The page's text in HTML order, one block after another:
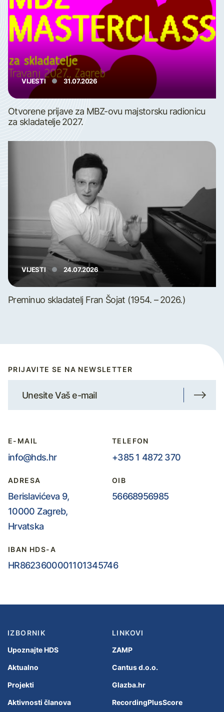
VIJESTI 31.07.2026
Otvorene prijave za MBZ-ovu majstorsku radionicu
za skladatelje 2027.
VIJESTI 24.07.2026
Preminuo skladatelj Fran Šojat (1954. – 2026.)
PRIJAVITE SE NA NEWSLETTER
E-MAIL
info@hds.hr
TELEFON
+385 1 4872 370
ADRESA
Berislavićeva 9,
10000 Zagreb,
Hrvatska
OIB
56668956985
IBAN HDS-A
HR8623600001101345746
IZBORNIK
Upoznajte HDS
Aktualno
Projekti
Aktivnosti članova
LINKOVI
ZAMP
Cantus d.o.o.
Glazba.hr
RecordingPlusScore